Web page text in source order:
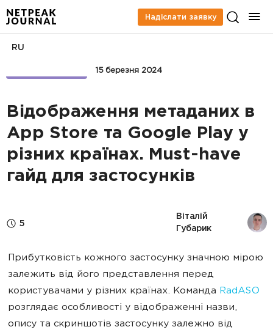
Надіслати заявку
15 березня 2024
RU
Відображення метаданих в
App Store та Google Play у
різних країнах. Must-have
гайд для застосунків
5
Віталій
Губарик
Прибутковість кожного застосунку значною мірою
залежить від його представлення перед
користувачами у різних країнах. Команда RadASO
розглядає особливості у відображенні назви,
опису та скриншотів застосунку залежно від